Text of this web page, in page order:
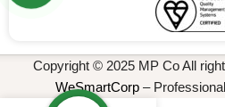
Copyright © 2025 MP Co All
WeSmartCorp–